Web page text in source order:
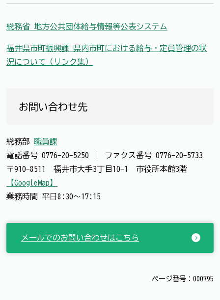
総務省 地方公共団体給与情報等公表システム
福井県市町振興課 県内市町における給与・定員管理の状
況について（リンク集）
お問い合わせ先
総務部 職員課
電話番号 0776-20-5250 ファクス番号 0776-20-5733
〒910-8511 福井市大手3丁目10-1 市役所本館3階
【GoogleMap】
業務時間 平日8:30～17:15
メールでのお問い合わせはこちら
ページ番号：000795